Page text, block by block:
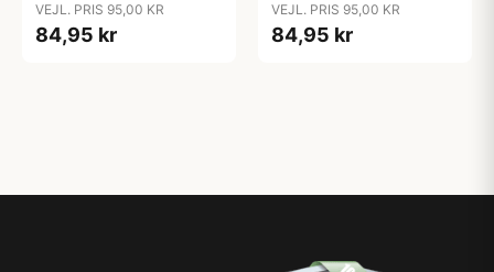
US4
VEJL. PRIS 95,00 KR
84,95 kr
US6
VEJL. PRIS 95,00 KR
84,95 kr